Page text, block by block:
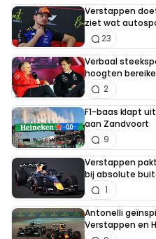
Verstappen
ziet wat
23
Verbaal
hoogten
2
F1-baas klapt
aan Zandvoort
9
Verstappen
bij absolute
1
Antonelli
Verstappen en